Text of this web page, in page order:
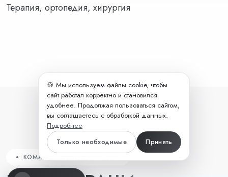
Терапия, ортопедия, хирургия
КОМАНДА СПЕЦИАЛИСТОВ
🍪 Мы используем файлы cookie, чтобы
сайт работал корректно и становился
удобнее. Продолжая пользоваться сайтом,
вы соглашаетесь с обработкой данных.
Подробнее
Только необходимые
Принять